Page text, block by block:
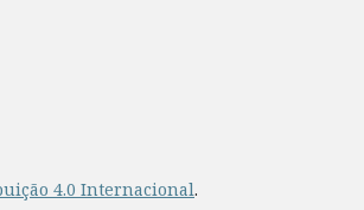
4.0 Internacional.